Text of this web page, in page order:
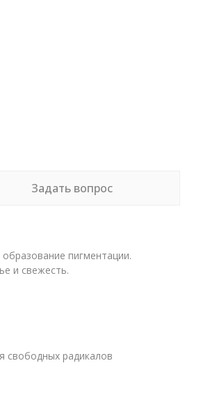
Задать вопрос
пигментации.
и свежесть.
свободных радикалов